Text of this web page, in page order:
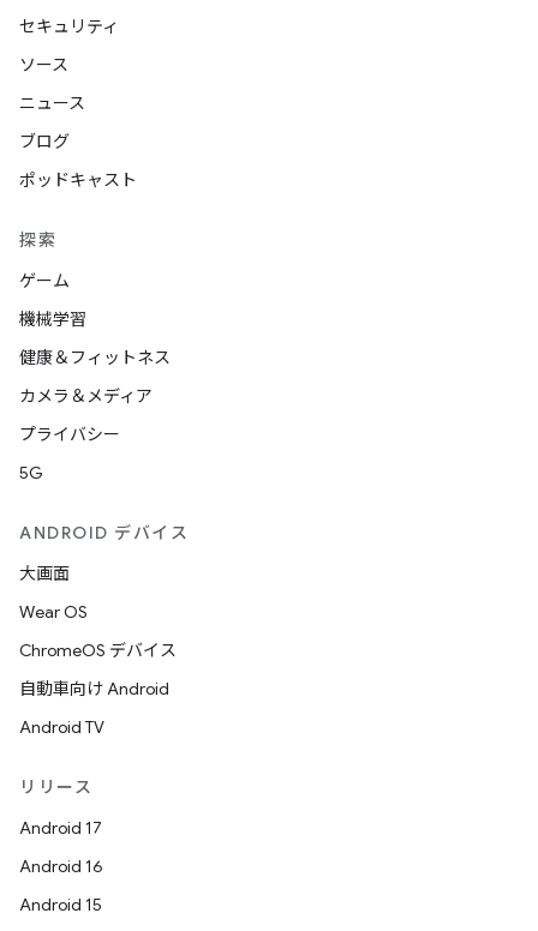
セキュリティ
ソース
ニュース
ブログ
ポッドキャスト
探索
ゲーム
機械学習
健康＆フィットネス
カメラ＆メディア
プライバシー
5G
ANDROID デバイス
大画面
Wear OS
ChromeOS デバイス
自動車向け Android
Android TV
リリース
Android 17
Android 16
Android 15